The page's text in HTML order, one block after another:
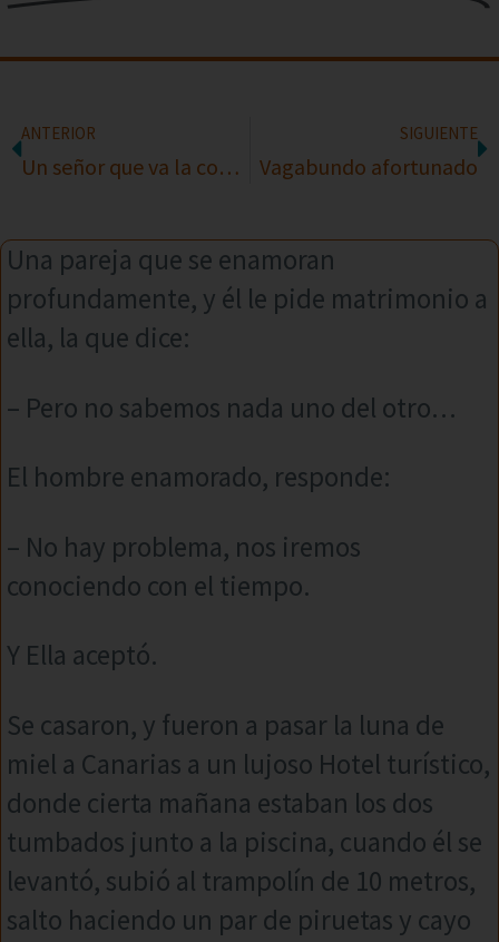
ANTERIOR
Un señor que va la comisaría
SIGUIENTE
Vagabundo afortunado
Una pareja que se enamoran
profundamente, y él le pide matrimonio a
ella, la que dice:
– Pero no sabemos nada uno del otro…
El hombre enamorado, responde:
– No hay problema, nos iremos
conociendo con el tiempo.
Y Ella aceptó.
Se casaron, y fueron a pasar la luna de
miel a Canarias a un lujoso Hotel turístico,
donde cierta mañana estaban los dos
tumbados junto a la piscina, cuando él se
levantó, subió al trampolín de 10 metros,
salto haciendo un par de piruetas y cayo